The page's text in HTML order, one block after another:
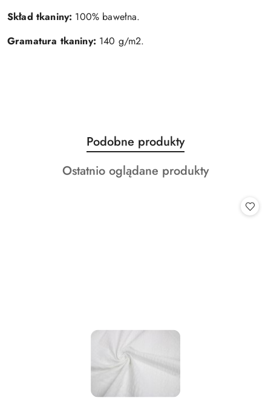
Skład tkaniny: 100% bawełna.
Gramatura tkaniny: 140 g/m2.
Pomiń karuzelę produktów
Produkty
o
statusie:
Podobne produkty
Produkty
Ostatnio oglądane produkty